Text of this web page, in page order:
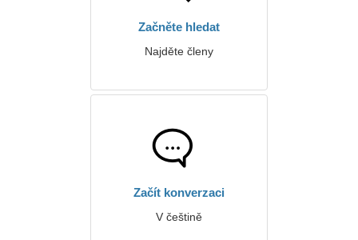
Začněte hledat
Najděte členy
Začít konverzaci
V češtině